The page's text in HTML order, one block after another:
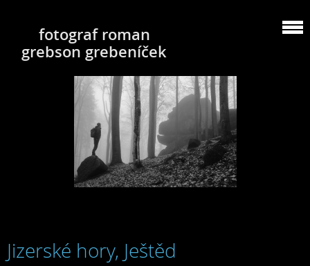
fotograf roman
grebson grebeníček
Jizerské hory, Ještěd